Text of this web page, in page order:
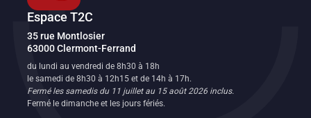
Espace T2C
Transport en commun de l'agglomération clermontoise
35 rue Montlosier
63000Clermont-Ferrand
FR
du lundi au vendredi de 8h30 à 18h
le samedi de 8h30 à 12h15 et de 14h à 17h.
Fermé les samedis du 11 juillet au 15 août 2026 inclus.
Fermé le dimanche et les jours fériés.